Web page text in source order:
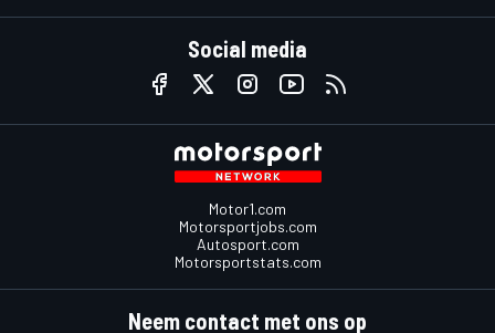
Social media
Motor1.com
Motorsportjobs.com
Autosport.com
Motorsportstats.com
Neem contact met ons op